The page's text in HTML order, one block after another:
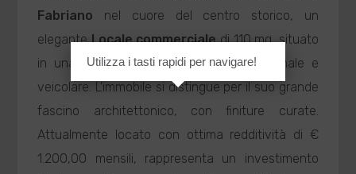
Fabriano nel cuore del centro storico, un
eleganteLocale commercialedi 110 mq, situato
in una posizione di alto passaggio pedonale e
veicolare. L'immobile si distingue per il suo grande
fascino architettonico, con finiture curate.
Attualmente locato con ottima redditività di €
1.200,00 mensili, rappresenta un investimento
Utilizza i tasti rapidi per navigare!